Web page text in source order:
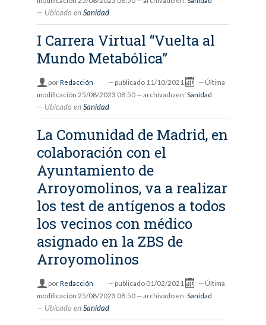
Ubicado en Sanidad
I Carrera Virtual “Vuelta al
Mundo Metabólica”
porRedacción — publicado 11/10/2021 — Última
modificación 25/08/2023 08:50 — archivado en: Sanidad
Ubicado en Sanidad
La Comunidad de Madrid, en
colaboración con el
Ayuntamiento de
Arroyomolinos, va a realizar
los test de antígenos a todos
los vecinos con médico
asignado en la ZBS de
Arroyomolinos
porRedacción — publicado 01/02/2021 — Última
modificación 25/08/2023 08:50 — archivado en: Sanidad
Ubicado en Sanidad